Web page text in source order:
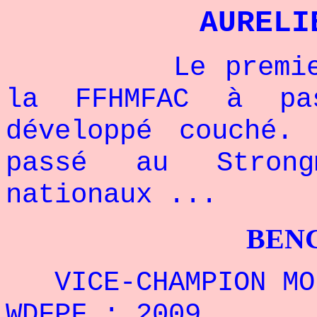
Le premier
la FFHMFAC à
développé
passé au
nationaux ...
VICE-CHAMPION